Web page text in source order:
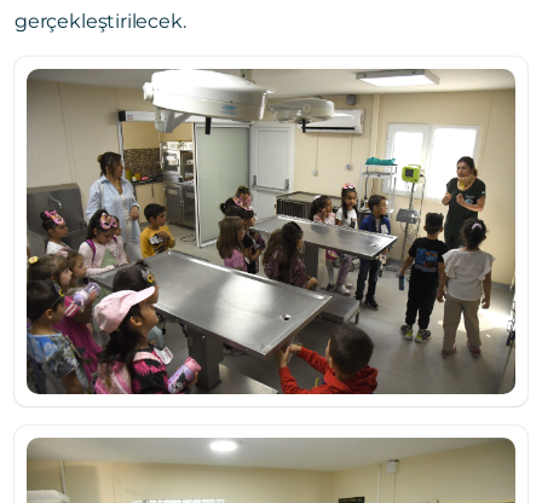
gerçekleştirilecek.